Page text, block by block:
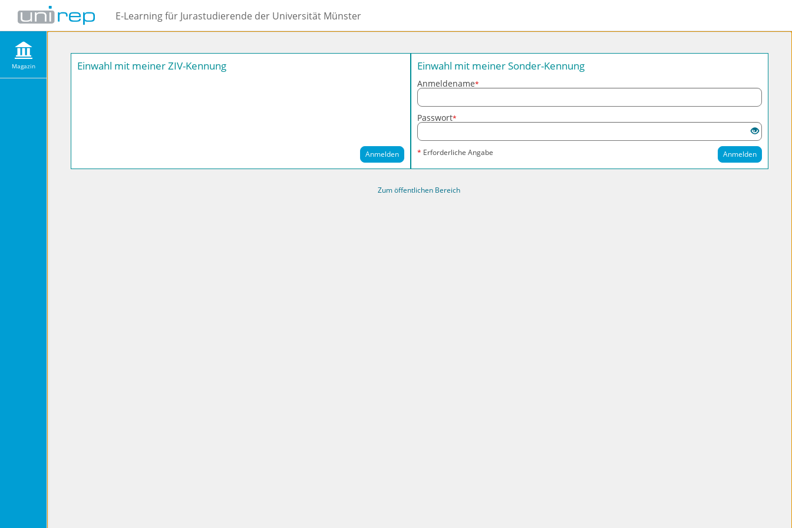
E-Learning für Jurastudierende der Universität Münster
Magazin Einwahl mit meiner ZIV-Kennung
Anmelden
Einwahl mit meiner Sonder-Kennung
Anmeldename*
Passwort*
* Erforderliche Angabe Anmelden
Zum öffentlichen Bereich